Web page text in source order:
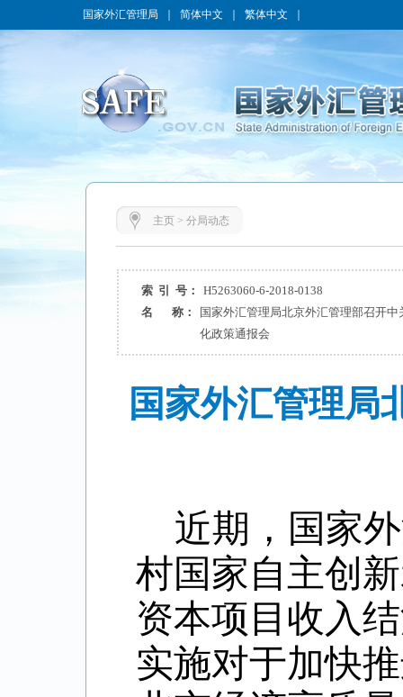
国家外汇管理局 简体中文 繁体中文
主页> 分局动态
索 引 号：
H5263060-6-2018-0138
名 称：
国家外汇管理局北京外汇管理部召开
化政策通报会
国家外汇管理局
近期 ， 国家
村国家自主创
资本项目收入
实施对于加快